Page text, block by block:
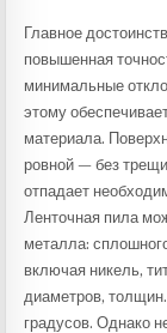
Главное
повышенная
минимальные
этому
материала.
ровной — без
отпадает
Ленточная пила
металла:
включая никель,
диаметров,
градусов. Однако